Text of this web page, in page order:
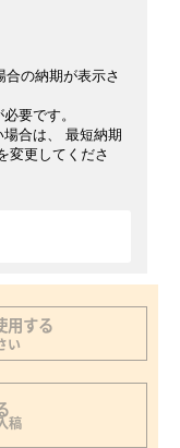
合の納期が表示さ
要です。
合は、 最短納期
変更してくださ
用する
い
稿